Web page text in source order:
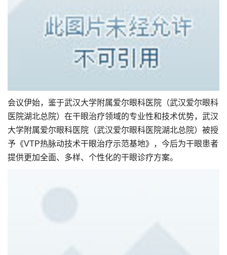
会议伊始，鉴于武汉大学附属爱尔眼科医院（武汉爱尔眼科
医院湖北总院）在干眼治疗领域的专业性和技术优势，武汉
大学附属爱尔眼科医院（武汉爱尔眼科医院湖北总院）被授
予《VTP热脉动技术干眼治疗示范基地》，今后为干眼患者
提供更加全面、多样、个性化的干眼诊疗方案。